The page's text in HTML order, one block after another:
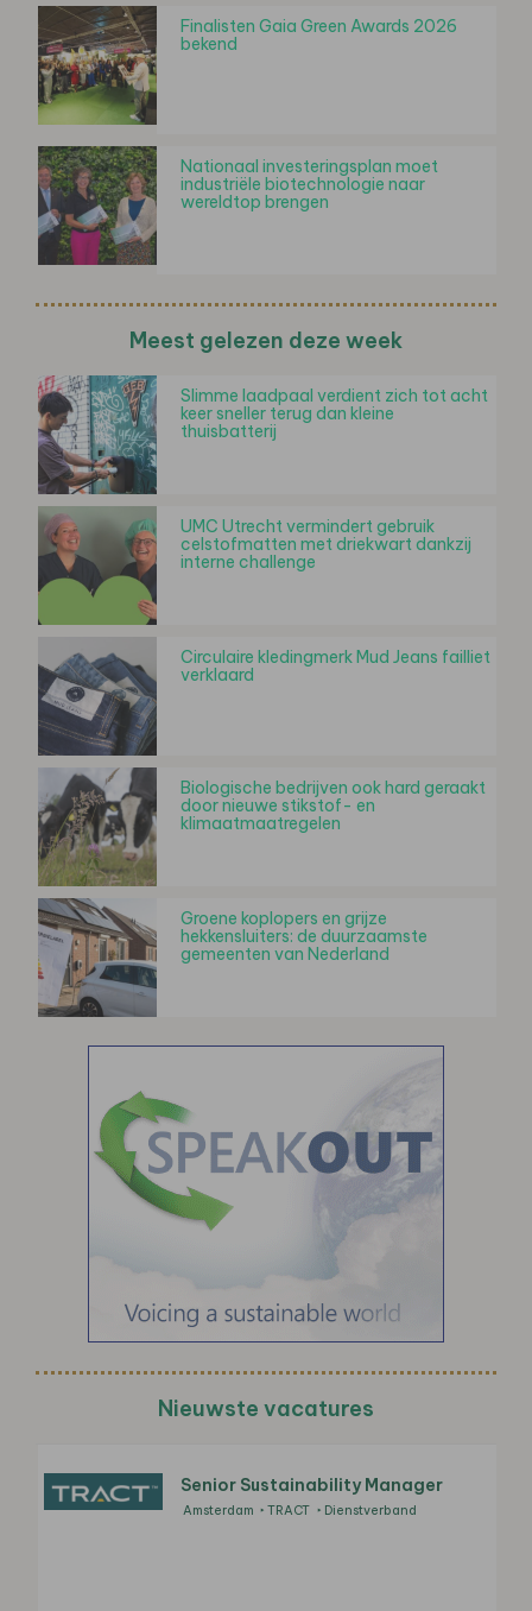
Finalisten Gaia Green Awards 2026
bekend
Nationaal investeringsplan moet
industriële biotechnologie naar
wereldtop brengen
Meest gelezen deze week
Slimme laadpaal verdient zich tot acht
keer sneller terug dan kleine
thuisbatterij
UMC Utrecht vermindert gebruik
celstofmatten met driekwart dankzij
interne challenge
Circulaire kledingmerk Mud Jeans failliet
verklaard
Biologische bedrijven ook hard geraakt
door nieuwe stikstof- en
klimaatmaatregelen
Groene koplopers en grijze
hekkensluiters: de duurzaamste
gemeenten van Nederland
Nieuwste vacatures
Senior Sustainability Manager
Amsterdam TRACT Dienstverband